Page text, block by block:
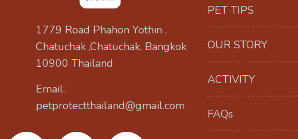
1779 Road Phahon Yothin ,
Chatuchak ,Chatuchak, Bangkok
10900 Thailand
Email:
petprotectthailand@gmail.com
PET TIPS
OUR STORY
ACTIVITY
FAQs